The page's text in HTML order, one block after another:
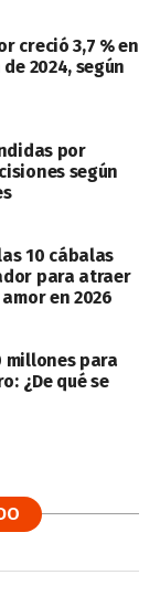
creció 3,7 % en
2024, según
por
según
10 cábalas
para atraer
en 2026
millones para
¿De qué se